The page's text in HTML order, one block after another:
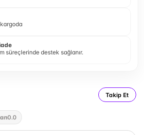
süreçlerinde destek sağlanır.
Takip Et
0.0